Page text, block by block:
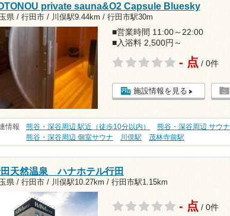
private sauna&O2 Capsule Bluesky
県 / 行田市 / 川俣駅9.44km / 行田市駅30m
■営業時間 11:00～22:00
■入浴料 2,500円～
- 点 / 0件
施設情報を見る
情報 熊谷・深谷周辺 駅近（徒歩10分以内） 熊谷・深谷周辺 サウナ
熊谷・深谷周辺 個室サウナ
川俣駅 茂林寺前駅
天然温泉 ハナホテル行田
県 / 行田市 / 川俣駅10.27km / 行田市駅1.15km
- 点 / 0件